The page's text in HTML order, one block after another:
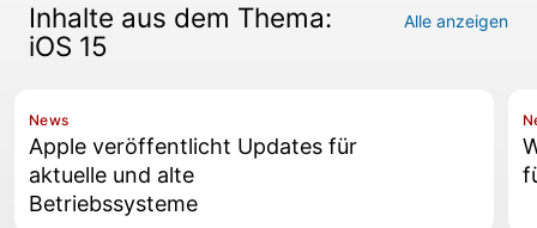
Inhalte aus dem Thema:
iOS 15
Alle anzeigen
News
Apple veröffentlicht Updates für
aktuelle und alte
Betriebssysteme